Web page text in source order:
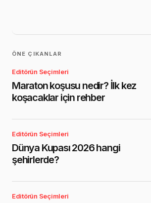
ÖNE ÇIKANLAR
Editörün Seçimleri
Maraton koşusu nedir? İlk kez
koşacaklar için rehber
Editörün Seçimleri
Dünya Kupası 2026 hangi
şehirlerde?
Editörün Seçimleri